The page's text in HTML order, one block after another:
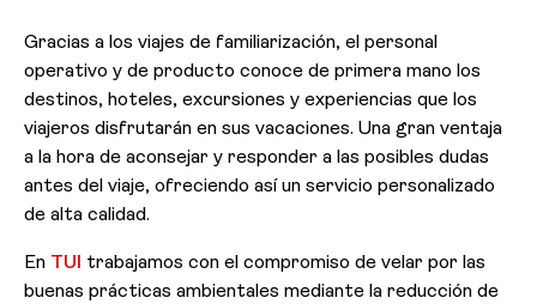
Gracias a los viajes de familiarización, el personal
operativo y de producto conoce de primera mano los
destinos, hoteles, excursiones y experiencias que los
viajeros disfrutarán en sus vacaciones. Una gran ventaja
a la hora de aconsejar y responder a las posibles dudas
antes del viaje, ofreciendo así un servicio personalizado
de alta calidad.
En TUI trabajamos con el compromiso de velar por las
buenas prácticas ambientales mediante la reducción de